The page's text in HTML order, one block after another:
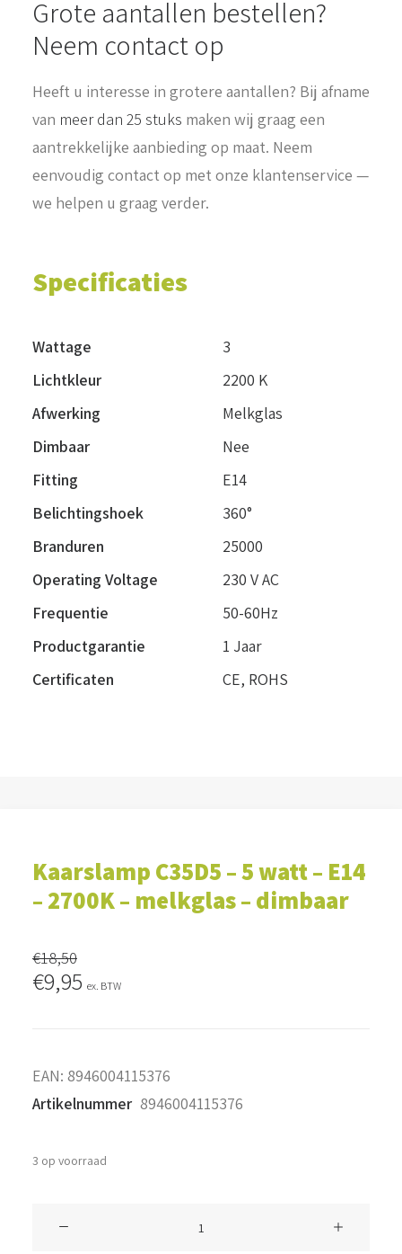
Grote aantallen bestellen?
Neem contact op
Heeft u interesse in grotere aantallen? Bij afname
van meer dan 25 stuks maken wij graag een
aantrekkelijke aanbieding op maat. Neem
eenvoudig contact op met onze klantenservice —
we helpen u graag verder.
Specificaties
Wattage
3
Lichtkleur
2200 K
Afwerking
Melkglas
Dimbaar
Nee
Fitting
E14
Belichtingshoek
360°
Branduren
25000
Operating Voltage
230 V AC
Frequentie
50-60Hz
Productgarantie
1 Jaar
Certificaten
CE, ROHS
Kaarslamp C35D5 – 5 watt – E14
– 2700K – melkglas – dimbaar
€18,50
Oorspronkelijke
€18,50.
€9,95Huidige
€9,95.
ex. BTW
EAN: 8946004115376
Artikelnummer 8946004115376
3 op voorraad